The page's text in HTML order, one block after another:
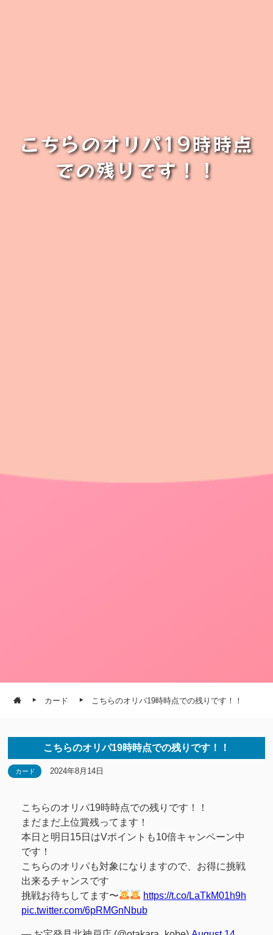
こちらのオリパ19時時点
での残りです！！
カード こちらのオリパ19時時点での残りです！！
こちらのオリパ19時時点での残りです！！
カード 2024年8月14日
こちらのオリパ19時時点での残りです！！
まだまだ上位賞残ってます！
本日と明日15日はVポイントも10倍キャンペーン中
です！
こちらのオリパも対象になりますので、お得に挑戦
出来るチャンスです
挑戦お待ちしてます〜
https://t.co/LaTkM01h9h
pic.twitter.com/6pRMGnNbub